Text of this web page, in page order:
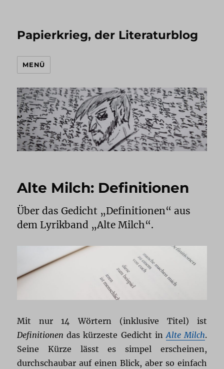
Papierkrieg, der Literaturblog
MENÜ
Alte Milch: Definitionen
Über das Gedicht „Definitionen“ aus
dem Lyrikband „Alte Milch“.
Mit nur 14 Wörtern (inklusive Titel) ist
Definitionen das kürzeste Gedicht inAlte Milch.
Seine Kürze lässt es simpel erscheinen,
durchschaubar auf einen Blick, aber so einfach